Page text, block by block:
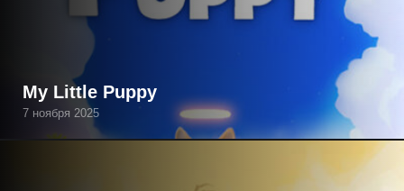
My Little Puppy
7 ноября 2025